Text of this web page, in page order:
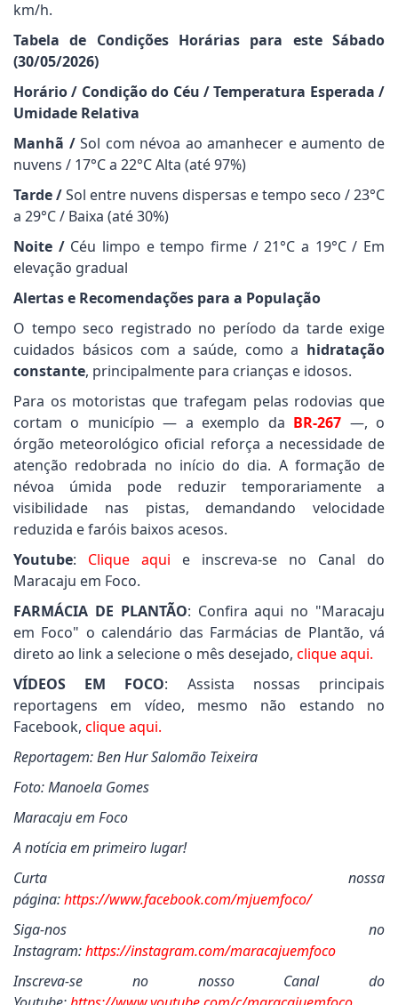
km/h.
Tabela de Condições Horárias para este Sábado
(30/05/2026)
Horário / Condição do Céu / Temperatura Esperada /
Umidade Relativa
Manhã /Sol com névoa ao amanhecer e aumento de
nuvens / 17°C a 22°C Alta (até 97%)
Tarde /Sol entre nuvens dispersas e tempo seco / 23°C
a 29°C / Baixa (até 30%)
Noite / Céu limpo e tempo firme / 21°C a 19°C / Em
elevação gradual
Alertas e Recomendações para a População
O tempo seco registrado no período da tarde exige
cuidados básicos com a saúde, como a hidratação
constante, principalmente para crianças e idosos.
Para os motoristas que trafegam pelas rodovias que
cortam o município — a exemplo da BR-267 —, o
órgão meteorológico oficial reforça a necessidade de
atenção redobrada no início do dia. A formação de
névoa úmida pode reduzir temporariamente a
visibilidade nas pistas, demandando velocidade
reduzida e faróis baixos acesos.
Youtube: Clique aqui e inscreva-se no Canal do
Maracaju em Foco.
FARMÁCIA DE PLANTÃO: Confira aqui no "Maracaju
em Foco" o calendário das Farmácias de Plantão, vá
direto ao link a selecione o mês desejado, clique aqui.
VÍDEOS EM FOCO: Assista nossas principais
reportagens em vídeo, mesmo não estando no
Facebook, clique aqui.
Reportagem: Ben Hur Salomão Teixeira
Foto: Manoela Gomes
Maracaju em Foco
A notícia em primeiro lugar!
Curta nossa
página:https://www.facebook.com/mjuemfoco/
Siga-nos no
Instagram:https://instagram.com/maracajuemfoco
Inscreva-se no nosso Canal do